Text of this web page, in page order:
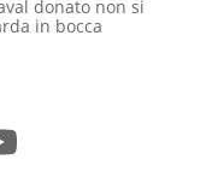
donato non si
in bocca